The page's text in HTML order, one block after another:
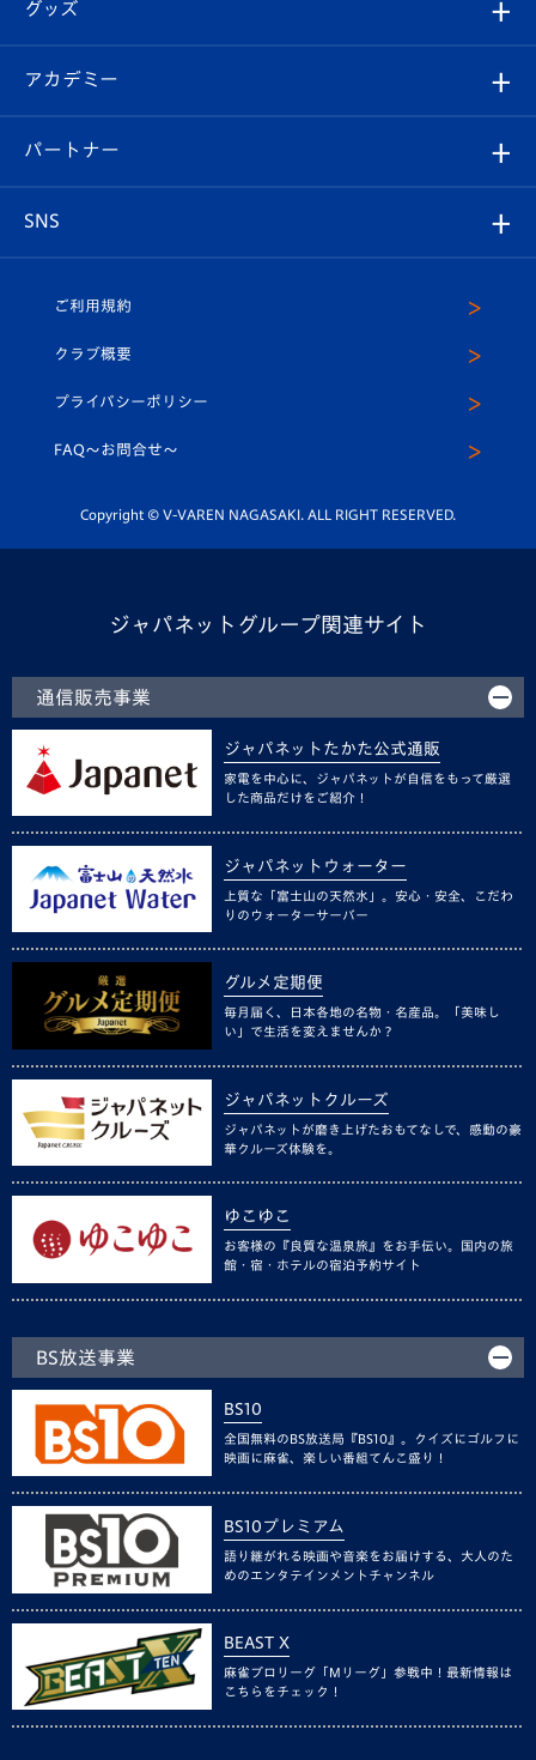
チケット
イベント
メディア
ホームタウン
スタッフプロフィール
マスコット紹介
平和祈念活動
ホームタウン活動
Revive Team
ヴィヴィくんの長崎おもてなしガイド
フォトギャラリー
スタジアムグルメ
V-LOVERS（ファンクラブ）
プレイヤーズスイート
グッズ
オンラインショップ
店舗情報
アカデミー
育成からのお知らせ
U-18
スクール
パートナー
SNS
ヴィヴィくんインスタグラム
公式LINE＠
ご利用規約
クラブ概要
プライバシーポリシー
FAQ〜お問合せ〜
Copyright © V-VAREN NAGASAKI. ALL RIGHT RESERVED.
ジャパネットグループ関連サイト
通信販売事業
ジャパネットたかた公式通販
家電を中心に、ジャパネットが自信をもって厳選
した商品だけをご紹介！
ジャパネットウォーター
上質な「富士山の天然水」。安心・安全、こだわ
りのウォーターサーバー
グルメ定期便
毎月届く、日本各地の名物・名産品。「美味し
い」で生活を変えませんか？
ジャパネットクルーズ
ジャパネットが磨き上げたおもてなしで、感動の豪
華クルーズ体験を。
ゆこゆこ
お客様の『良質な温泉旅』をお手伝い。国内の旅
館・宿・ホテルの宿泊予約サイト
BS放送事業
BS10
全国無料のBS放送局『BS10』。クイズにゴルフに
映画に麻雀、楽しい番組てんこ盛り！
BS10プレミアム
語り継がれる映画や音楽をお届けする、大人のた
めのエンタテインメントチャンネル
BEAST X
麻雀プロリーグ「Mリーグ」参戦中！最新情報は
こちらをチェック！